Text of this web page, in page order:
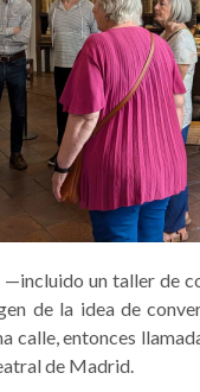
un taller de
de la idea de
calle, entonces
de Madrid.